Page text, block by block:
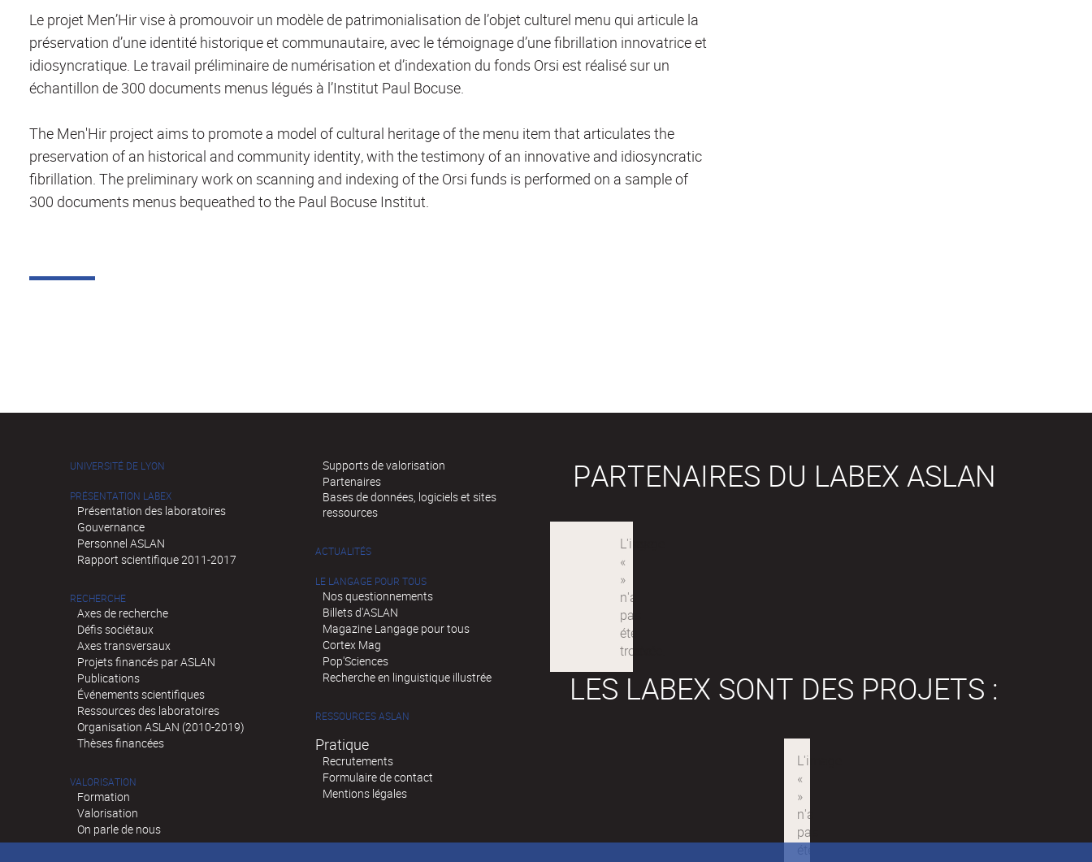
Le projet Men’Hir vise à promouvoir un modèle de patrimonialisation de l’objet culturel menu qui articule la
préservation d’une identité historique et communautaire, avec le témoignage d’une fibrillation innovatrice et
idiosyncratique. Le travail préliminaire de numérisation et d’indexation du fonds Orsi est réalisé sur un
échantillon de 300 documents menus légués à l’Institut Paul Bocuse.
The Men'Hir project aims to promote a model of cultural heritage of the menu item that articulates the
preservation of an historical and community identity, with the testimony of an innovative and idiosyncratic
fibrillation. The preliminary work on scanning and indexing of the Orsi funds is performed on a sample of
300 documents menus bequeathed to the Paul Bocuse Institut.
UNIVERSITÉ DE LYON
PRÉSENTATION LABEX
Présentation des laboratoires
Gouvernance
Personnel ASLAN
Rapport scientifique 2011-2017
RECHERCHE
Axes de recherche
Défis sociétaux
Axes transversaux
Projets financés par ASLAN
Publications
Événements scientifiques
Ressources des laboratoires
Organisation ASLAN (2010-2019)
Thèses financées
VALORISATION
Formation
Valorisation
On parle de nous
Supports de valorisation
Partenaires
Bases de données, logiciels et sites
ressources
ACTUALITÉS
LE LANGAGE POUR TOUS
Nos questionnements
Billets d'ASLAN
Magazine Langage pour tous
Cortex Mag
Pop'Sciences
Recherche en linguistique illustrée
RESSOURCES ASLAN
Pratique
Recrutements
Formulaire de contact
Mentions légales
PARTENAIRES DU LABEX ASLAN
LES LABEX SONT DES PROJETS :